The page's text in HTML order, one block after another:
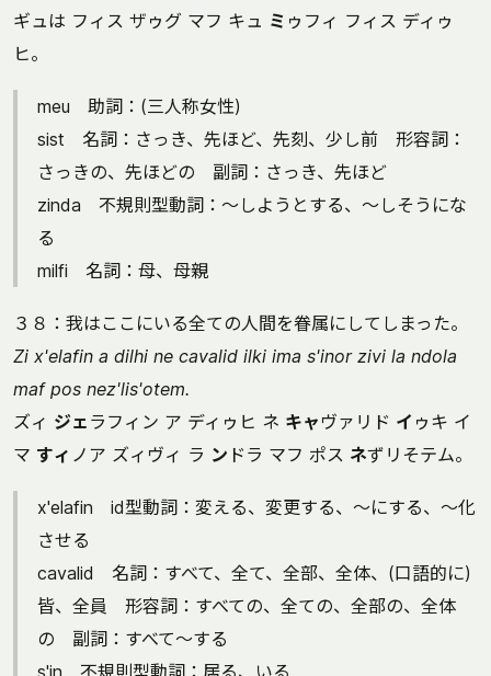
ギュは フィス ザゥグ マフ キュ ミ ゥフィ フィス ディゥ
ヒ。
meu 助詞：(三人称女性)
sist 名詞：さっき、先ほど、先刻、少し前 形容詞：
さっきの、先ほどの 副詞：さっき、先ほど
zinda 不規則型動詞：～しようとする、～しそうにな
る
milfi 名詞：母、母親
３８：我はここにいる全ての人間を眷属にしてしまった。
Zi x'elafin a dilhi ne cavalid ilki ima s'inor zivi la ndola
maf pos nez'lis'otem.
ズィ ジェ ラフィン ア ディゥヒ ネ キャ ヴァリド イ ゥキ イ
マ すィ ノア ズィヴィ ラ ン ドラ マフ ポス ネずリそテム。
x'elafin id型動詞：変える、変更する、～にする、～化
させる
cavalid 名詞：すべて、全て、全部、全体、(口語的に)
皆、全員 形容詞：すべての、全ての、全部の、全体
の 副詞：すべて～する
s'in 不規則型動詞：居る、いる